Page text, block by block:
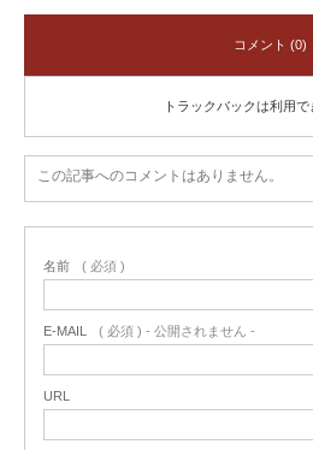
コメント (0)
トラックバックは利用で
この記事へのコメントはありません。
名前 ( 必須 )
E-MAIL ( 必須 ) - 公開されません -
URL